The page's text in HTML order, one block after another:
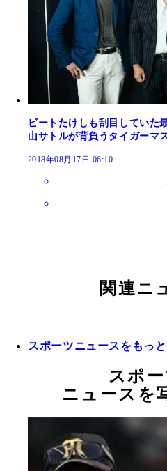
ビートたけしも刮目していた
山サトルが背負うタイガーマ
2018年08月17日 06:10
関連ニ
スポーツニュースをもっ
スポ
ニュースを